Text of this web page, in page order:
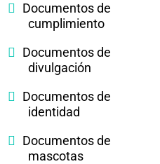
Documentos de
cumplimiento
Documentos de
divulgación
Documentos de
identidad
Documentos de
mascotas